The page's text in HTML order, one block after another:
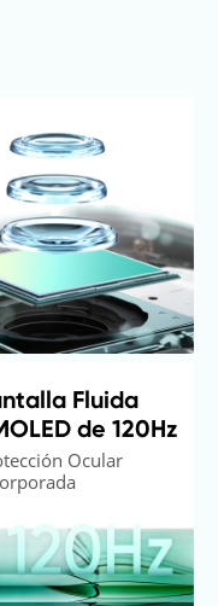
Fluida
de 120Hz
Ocular